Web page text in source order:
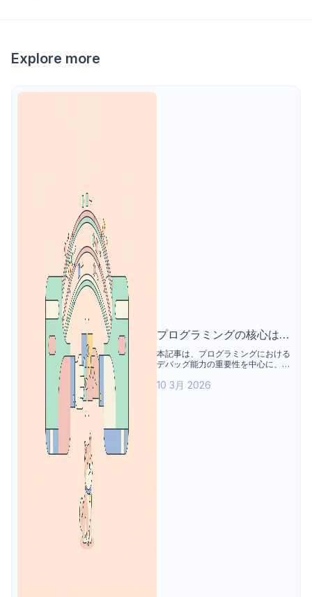
Explore more
プログラミングの核心はデ
バッグ：コピペ依存から脱
却する力
本記事は、プログラミングにおける
デバッグ能力の重要性を中心に、コ
理解においてデバッグが果たす役割
10 3月 2026